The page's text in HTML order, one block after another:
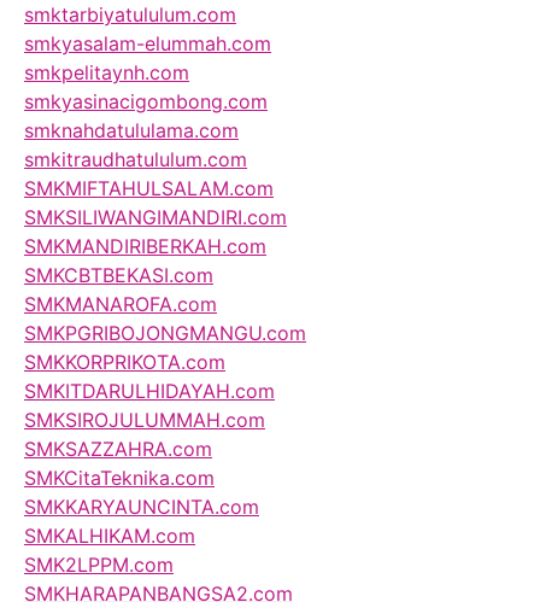
smktarbiyatululum.com
smkyasalam-elummah.com
smkpelitaynh.com
smkyasinacigombong.com
smknahdatululama.com
smkitraudhatululum.com
SMKMIFTAHULSALAM.com
SMKSILIWANGIMANDIRI.com
SMKMANDIRIBERKAH.com
SMKCBTBEKASI.com
SMKMANAROFA.com
SMKPGRIBOJONGMANGU.com
SMKKORPRIKOTA.com
SMKITDARULHIDAYAH.com
SMKSIROJULUMMAH.com
SMKSAZZAHRA.com
SMKCitaTeknika.com
SMKKARYAUNCINTA.com
SMKALHIKAM.com
SMK2LPPM.com
SMKHARAPANBANGSA2.com